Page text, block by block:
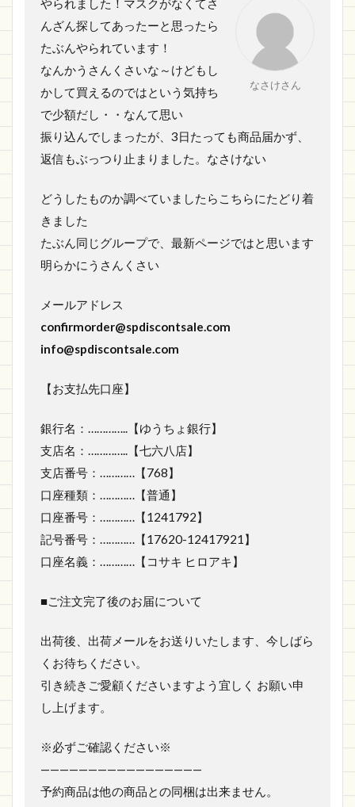
なさけさん
んざん探してあったーと思ったら
たぶんやられています！
なんかうさんくさいな～けどもし
かして買えるのではという気持ち
で少額だし・・なんて思い
振り込んでしまったが、3日たっても商品届かず、
返信もぶっつり止まりました。なさけない
どうしたものか調べていましたらこちらにたどり着
きました
たぶん同じグループで、最新ページではと思います
明らかにうさんくさい
メールアドレス
confirmorder@spdiscontsale.com
info@spdiscontsale.com
【お支払先口座】
銀行名：…………..【ゆうちょ銀行】
支店名：…………..【七六八店】
支店番号：…………【768】
口座種類：…………【普通】
口座番号：…………【1241792】
記号番号：…………【17620-12417921】
口座名義：…………【コサキ ヒロアキ】
■ご注文完了後のお届について
出荷後、出荷メールをお送りいたします、今しばら
くお待ちください。
引き続きご愛顧くださいますよう宜しく お願い申
し上げます。
※必ずご確認ください※
—————————————————
予約商品は他の商品との同梱は出来ません。